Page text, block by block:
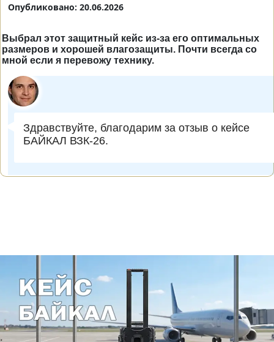
Опубликовано: 20.06.2026
Выбрал этот защитный кейс из-за его оптимальных
размеров и хорошей влагозащиты. Почти всегда со
мной если я перевожу технику.
Здравствуйте, благодарим за отзыв о кейсе
БАЙКАЛ ВЗК-26.